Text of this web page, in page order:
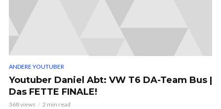
ANDERE YOUTUBER
Youtuber Daniel Abt: VW T6 DA-Team Bus |
Das FETTE FINALE!
368 views 2 min read